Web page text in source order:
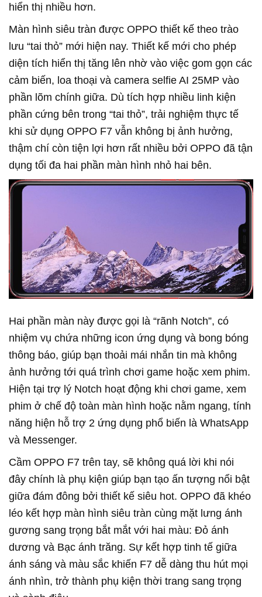
hiển thị nhiều hơn.
Màn hình siêu tràn được OPPO thiết kế theo trào
lưu “tai thỏ” mới hiện nay. Thiết kế mới cho phép
diện tích hiển thị tăng lên nhờ vào việc gom gọn các
cảm biến, loa thoại và camera selfie AI 25MP vào
phần lõm chính giữa. Dù tích hợp nhiều linh kiện
phần cứng bên trong “tai thỏ”, trải nghiệm thực tế
khi sử dụng OPPO F7 vẫn không bị ảnh hưởng,
thậm chí còn tiện lợi hơn rất nhiều bởi OPPO đã tận
dụng tối đa hai phần màn hình nhỏ hai bên.
Hai phần màn này được gọi là “rãnh Notch”, có
nhiệm vụ chứa những icon ứng dụng và bong bóng
thông báo, giúp bạn thoải mái nhắn tin mà không
ảnh hưởng tới quá trình chơi game hoặc xem phim.
Hiện tại trợ lý Notch hoạt động khi chơi game, xem
phim ở chế độ toàn màn hình hoặc nằm ngang, tính
năng hiện hỗ trợ 2 ứng dụng phổ biến là WhatsApp
và Messenger.
Cầm OPPO F7 trên tay, sẽ không quá lời khi nói
đây chính là phụ kiện giúp bạn tạo ấn tượng nổi bật
giữa đám đông bởi thiết kế siêu hot. OPPO đã khéo
léo kết hợp màn hình siêu tràn cùng mặt lưng ánh
gương sang trọng bắt mắt với hai màu: Đỏ ánh
dương và Bạc ánh trăng. Sự kết hợp tinh tế giữa
ánh sáng và màu sắc khiến F7 dễ dàng thu hút mọi
ánh nhìn, trở thành phụ kiện thời trang sang trọng